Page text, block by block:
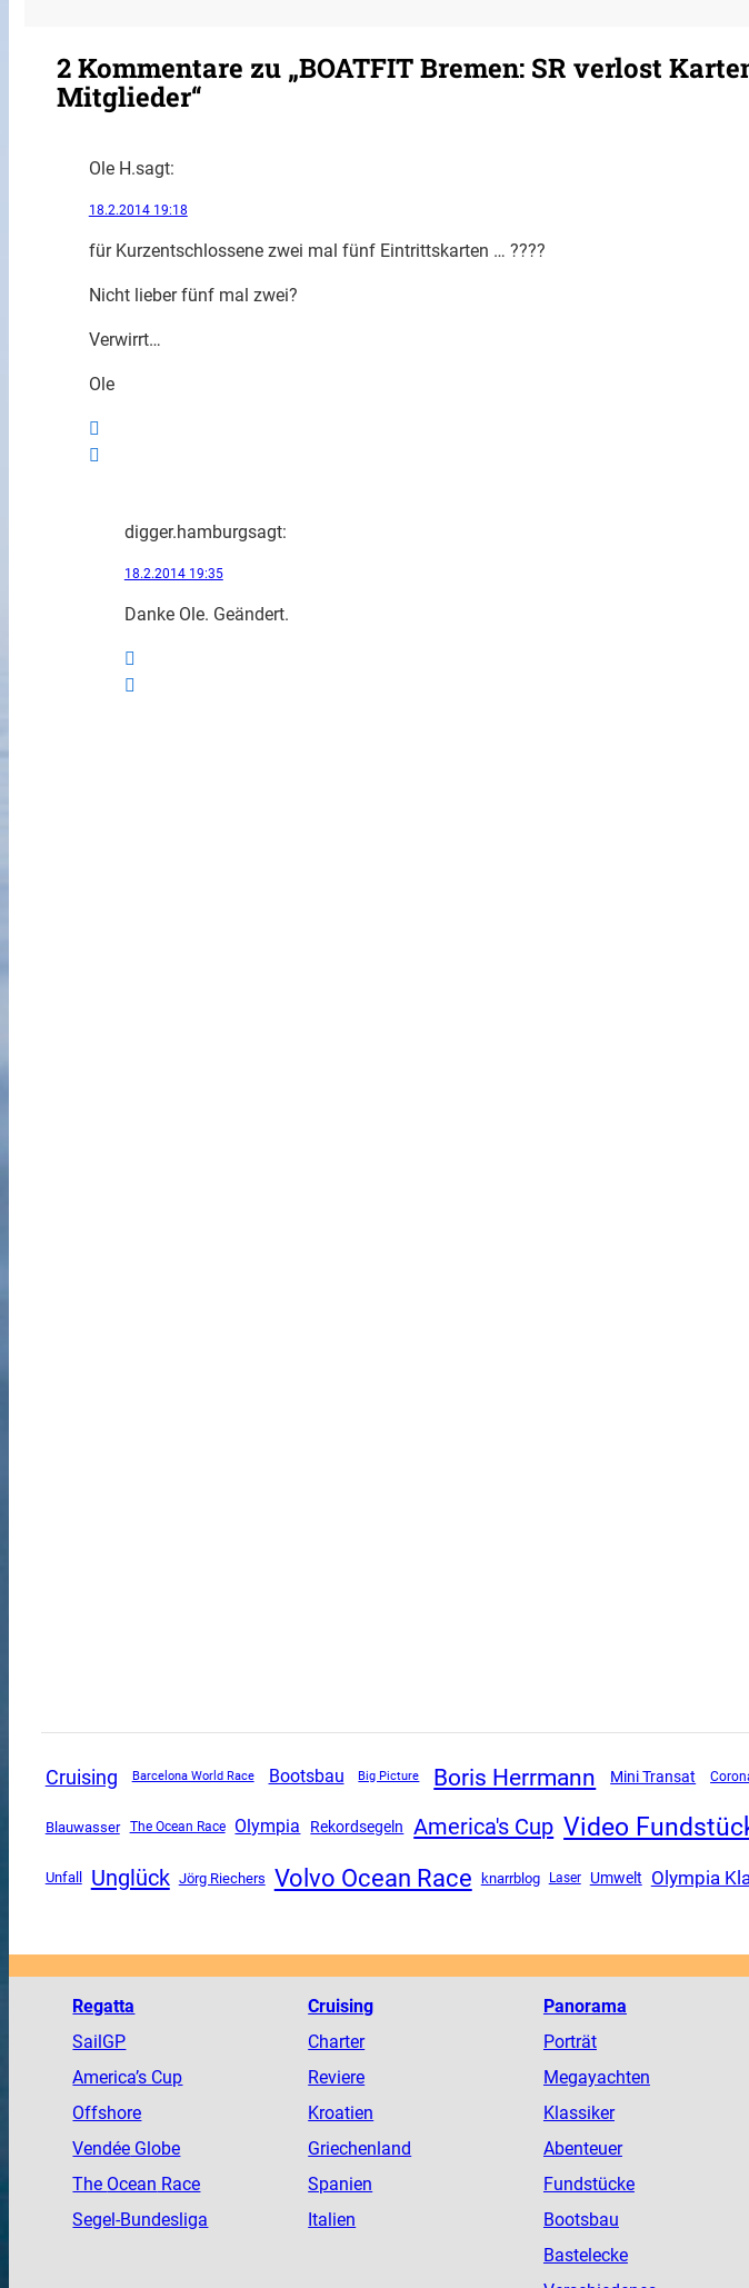
2 Kommentare zu „BOATFIT Bremen: SR verlost
Mitglieder“
Ole H.sagt:
18.2.2014 19:18
für Kurzentschlossene zwei mal fünf Eintrittskarten … ????
Nicht lieber fünf mal zwei?
Verwirrt…
Ole
digger.hamburgsagt:
18.2.2014 19:35
Danke Ole. Geändert.
Cruising Barcelona World Race Bootsbau Big Picture Boris Herrmann Mini Transat
Blauwasser The Ocean Race Olympia Rekordsegeln America's Cup Video
Unfall Unglück Jörg Riechers Volvo Ocean Race knarrblog Laser Umwelt Olympia
Regatta
SailGP
America’s Cup
Offshore
Vendée Globe
The Ocean Race
Segel-Bundesliga
Cruising
Charter
Reviere
Kroatien
Griechenland
Spanien
Italien
Panorama
Porträt
Megayachten
Klassiker
Abenteuer
Fundstücke
Bootsbau
Bastelecke